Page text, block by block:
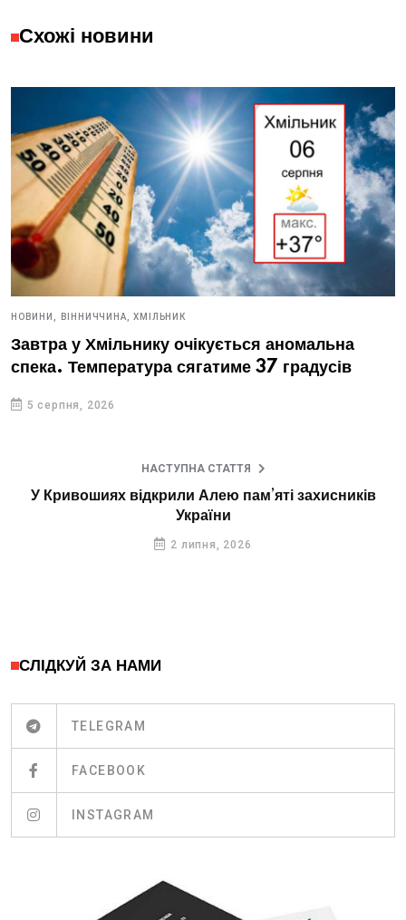
Схожі новини
НОВИНИ, ВІННИЧЧИНА, ХМІЛЬНИК
Завтра у Хмільнику очікується аномальна
спека. Температура сягатиме 37 градусів
5 серпня, 2026
НАСТУПНА СТАТТЯ
У Кривошиях відкрили Алею пам’яті захисників
України
2 липня, 2026
СЛІДКУЙ ЗА НАМИ
TELEGRAM
FACEBOOK
INSTAGRAM